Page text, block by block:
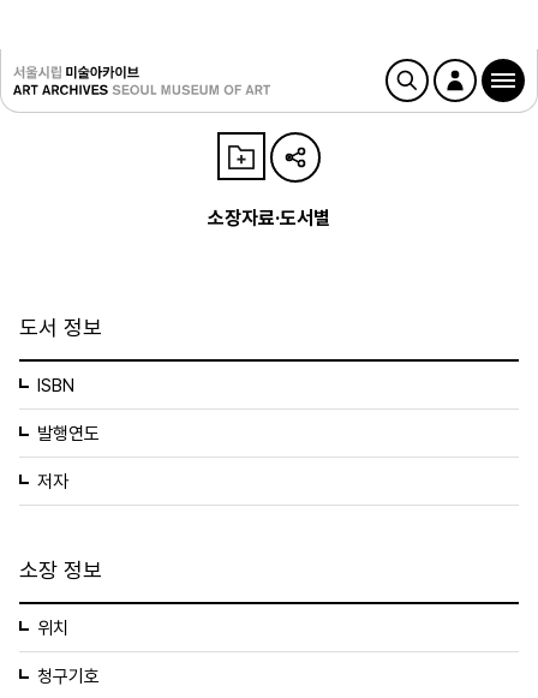
소장자료·도서별
도서 정보
ISBN
발행연도
저자
소장 정보
위치
청구기호